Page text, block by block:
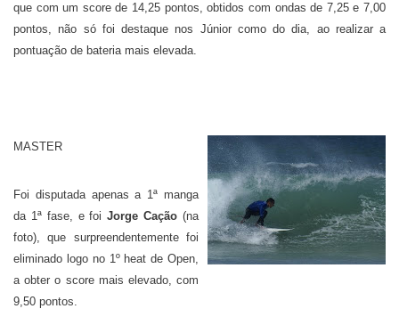
que com um score de 14,25 pontos, obtidos com ondas de 7,25 e 7,00
pontos, não só foi destaque nos Júnior como do dia, ao realizar a
pontuação de bateria mais elevada.
MASTER
Foi disputada apenas a 1ª manga
da 1ª fase, e foiJorge Cação (na
foto), que surpreendentemente foi
eliminado logo no 1º heat de Open,
a obter o score mais elevado, com
9,50 pontos.